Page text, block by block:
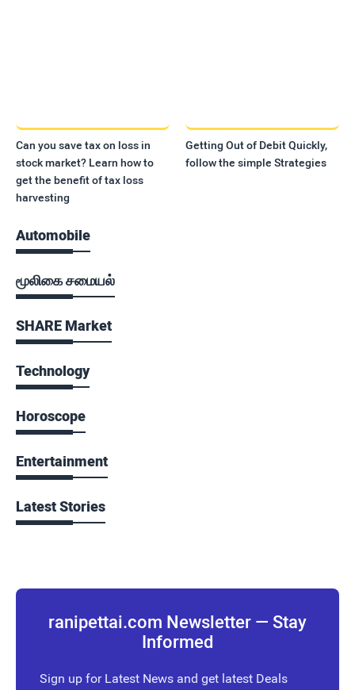
Can you save tax on loss in
stock market? Learn how to
get the benefit of tax loss
harvesting
Getting Out of Debit Quickly,
follow the simple Strategies
Automobile
மூலிகை சமையல்
SHARE Market
Technology
Horoscope
Entertainment
Latest Stories
ranipettai.com Newsletter — Stay
Informed
Sign up for Latest News and get latest Deals